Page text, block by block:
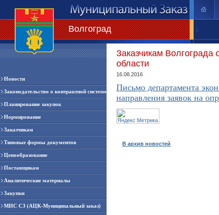
Волгоград |
Новости
Законодательство о контрактной системе
Планирование закупок
Нормирование
Заказчикам
Типовые формы документов
Ценообразование
Поставщикам
Аналитические материалы
Закупки
МИС СЗ (АЦК-Муниципальный заказ)
Заказчикам Волгограда
области
16.08.2016
Письмо департамента
направления заявок на
В архив новостей